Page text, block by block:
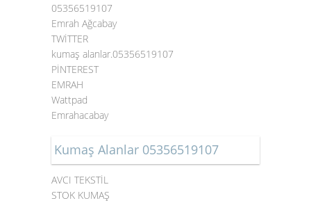
05356519107
Emrah Ağcabay
TWİTTER
kumaş alanlar.05356519107
PİNTEREST
EMRAH
Wattpad
Emrahacabay
Kumaş Alanlar 05356519107
AVCI TEKSTİL
STOK KUMAŞ